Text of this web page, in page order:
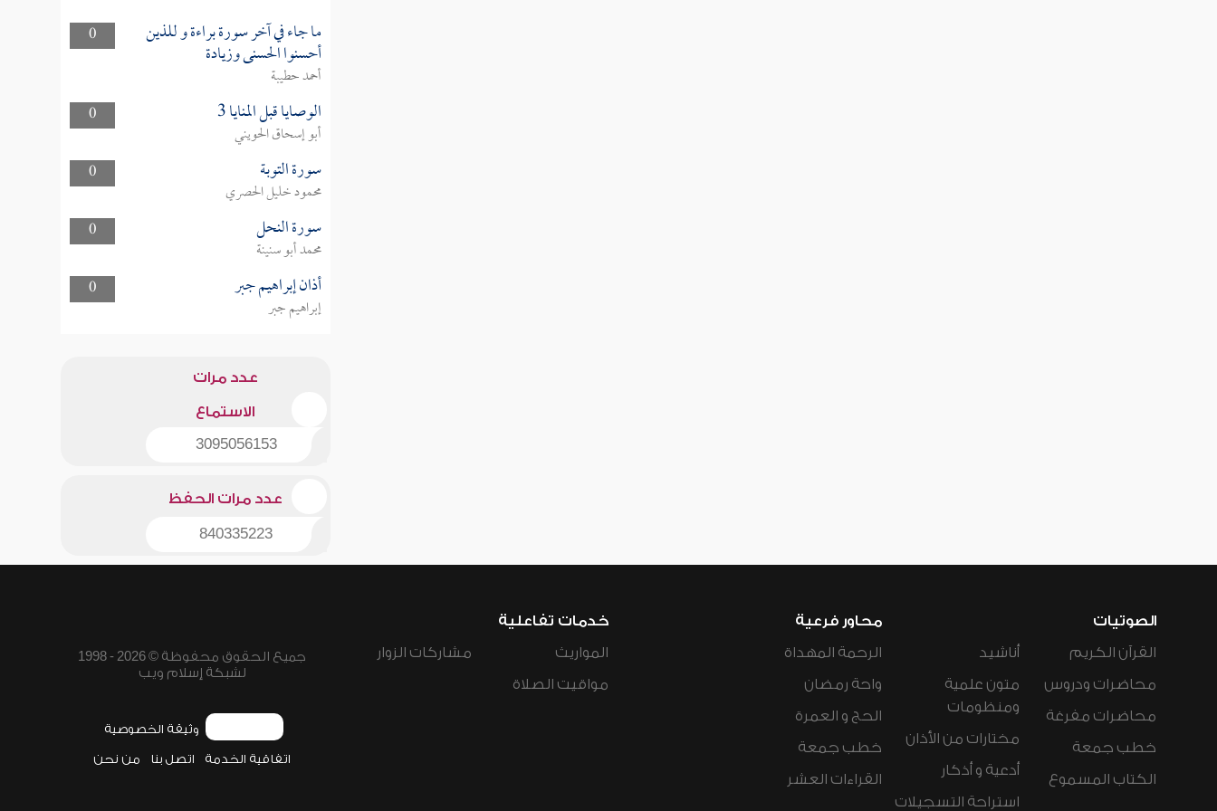
0 ما جاء في آخر سورة براءة و للذين
أحسنوا الحسنى وزيادة
أحمد حطيبة
0
الوصايا قبل المنايا 3
أبو إسحاق الحويني
0
سورة التوبة
محمود خليل الحصري
0
سورة النحل
محمد أبو سنينة
0
أذان إبراهيم جبر
إبراهيم جبر
عدد مرات
الاستماع
3095056153
عدد مرات الحفظ
840335223
الصوتيات
القرآن الكريم
محاضرات ودروس
محاضرات مفرغة
خطب جمعة
الكتاب المسموع
أناشيد
متون علمية
ومنظومات
مختارات من الأذان
أدعية و أذكار
استراحة التسجيلات
محاور فرعية
الرحمة المهداة
واحة رمضان
الحج و العمرة
خطب جمعة
القراءات العشر
خدمات تفاعلية
المواريث
مواقيت الصلاة
مشاركات الزوار
جميع الحقوق محفوظة © 2026 - 1998
لشبكة إسلام ويب
وثيقة الخصوصية
اتفاقية الخدمة اتصل بنا من نحن